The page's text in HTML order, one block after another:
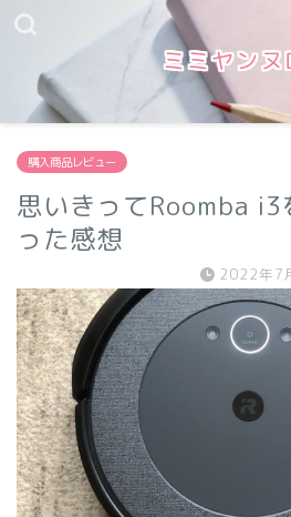
ミミヤンヌ
購入商品レビュー
思いきってRoomba i3
った感想
2022年7